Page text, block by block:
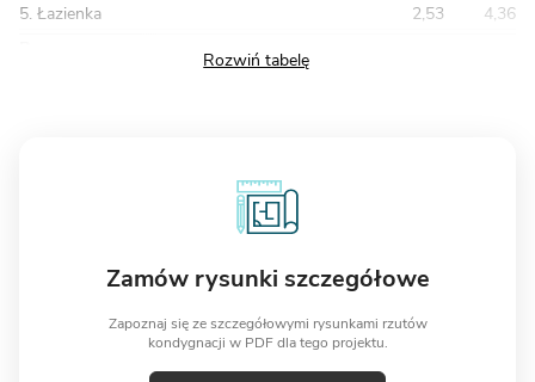
5. Łazienka
2,53
4,36
Zamów rysunki szczegółowe
Zapoznaj się ze szczegółowymi rysunkami rzutów
kondygnacji w PDF dla tego projektu.